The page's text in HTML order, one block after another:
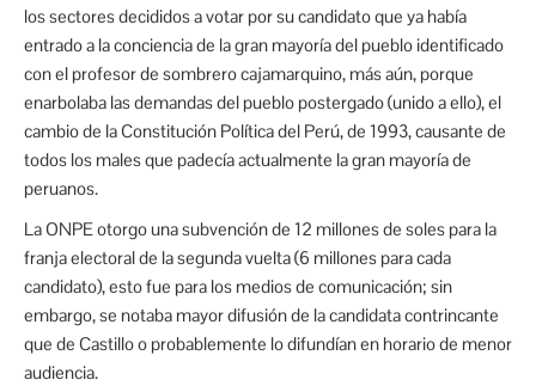
los sectores decididos a votar por su candidato que ya había
entrado a la conciencia de la gran mayoría del pueblo identificado
con el profesor de sombrero cajamarquino, más aún, porque
enarbolaba las demandas del pueblo postergado (unido a ello), el
cambio de la Constitución Política del Perú, de 1993, causante de
todos los males que padecía actualmente la gran mayoría de
peruanos.
La ONPE otorgo una subvención de 12 millones de soles para la
franja electoral de la segunda vuelta (6 millones para cada
candidato), esto fue para los medios de comunicación; sin
embargo, se notaba mayor difusión de la candidata contrincante
que de Castillo o probablemente lo difundían en horario de menor
audiencia.